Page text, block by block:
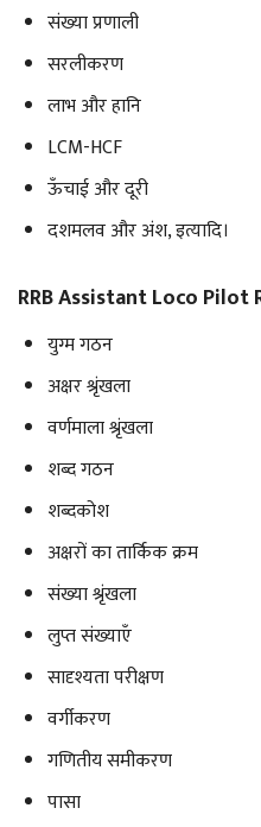
संख्या प्रणाली
सरलीकरण
लाभ और हानि
LCM-HCF
ऊँचाई और दूरी
दशमलव और अंश, इत्यादि।
RRB Assistant Loco Pilot
युग्म गठन
अक्षर श्रृंखला
वर्णमाला श्रृंखला
शब्द गठन
शब्दकोश
अक्षरों का तार्किक क्रम
संख्या श्रृंखला
लुप्त संख्याएँ
सादृश्यता परीक्षण
वर्गीकरण
गणितीय समीकरण
पासा